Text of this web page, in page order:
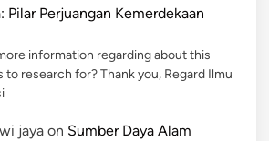
Pilar Perjuangan Kemerdekaan
information regarding about this
to research for? Thank you, Regard Ilmu
jaya on Sumber Daya Alam